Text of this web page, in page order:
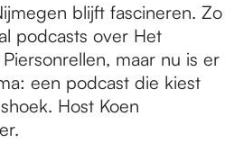
blijft fascineren. Zo
podcasts over Het
maar nu is er
een podcast die kiest
Host Koen